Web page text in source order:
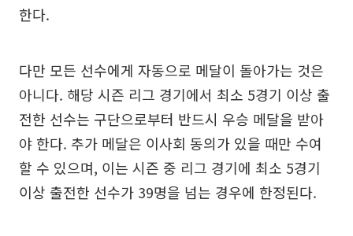
한다.
다만 모든 선수에게 자동으로 메달이 돌아가는 것은
아니다. 해당 시즌 리그 경기에서 최소 5경기 이상 출
전한 선수는 구단으로부터 반드시 우승 메달을 받아
야 한다. 추가 메달은 이사회 동의가 있을 때만 수여
할 수 있으며, 이는 시즌 중 리그 경기에 최소 5경기
이상 출전한 선수가 39명을 넘는 경우에 한정된다.